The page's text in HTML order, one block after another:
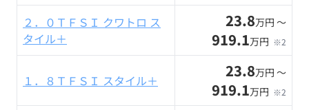
２．０ＴＦＳＩ クワトロ ス
タイル＋
23.8万円 〜
919.1万円 ※2
１．８ＴＦＳＩ スタイル＋ 23.8万円 〜
919.1万円 ※2